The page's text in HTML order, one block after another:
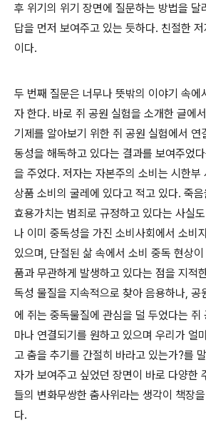
후 위기의 위기 장면에 질문하는 방법을 달
답을 먼저 보여주고 있는 듯하다. 친절한
이다.
두 번째 질문은 너무나 뜻밖의 이야기 속에
자 한다. 바로 쥐 공원 실험을 소개한 글에
기제를 알아보기 위한 쥐 공원 실험에서 연
동성을 해독하고 있다는 결과를 보여주었
을 주었다. 저자는 자본주의 소비는 시한부
상품 소비의 굴레에 있다고 적고 있다. 죽음
효용가치는 범죄로 규정하고 있다는 사실
나 이미 중독성을 가진 소비사회에서 소비
있으며 단절된 삶 속에서 소비 중독 현상
품과 무관하게 발생하고 있다는 점을 지적
독성 물질을 지속적으로 찾아 음용하나 공
에 쥐는 중독물질에 관심을 덜 두었다는 쥐
마나 연결되기를 원하고 있으며 우리가 얼
고 춤을 추기를 간절히 바라고 있는가?를
자가 보여주고 싶었던 장면이 바로 다양한
들의 변화무쌍한 춤사위라는 생각이 책장
다.